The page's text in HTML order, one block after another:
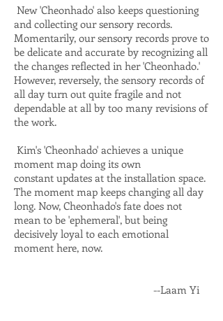
New 'Cheonhado' also keeps questioning
and collecting our sensory records.
Momentarily, our sensory records prove to
be delicate and accurate by recognizing all
the changes reflected in her 'Cheonhado.'
However, reversely, the sensory records of
all day turn out quite fragile and not
dependable at all by too many revisions of
the work.
Kim's 'Cheonhado' achieves a unique
moment map doing its own
constant updates at the installation space.
The moment map keeps changing all day
long. Now, Cheonhado's fate does not
mean to be 'ephemeral', but being
decisively loyal to each emotional
moment here, now.
--Laam Yi